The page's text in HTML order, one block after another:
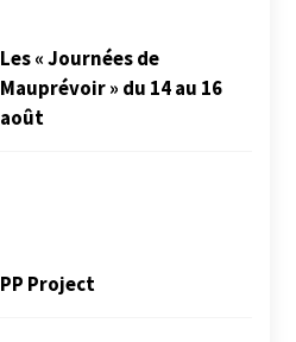
Les « Journées de
Mauprévoir » du 14 au 16
août
PP Project